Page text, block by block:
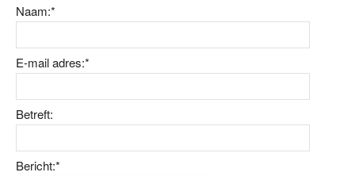
Naam:*
E-mail adres:*
Betreft:
Bericht:*